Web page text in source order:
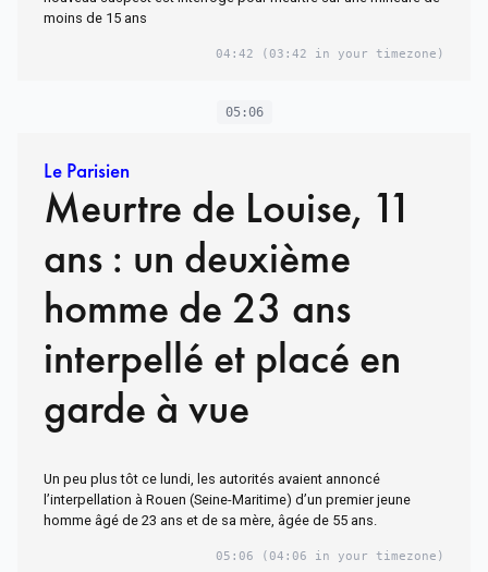
moins de 15 ans
04:42 (03:42 in your timezone)
05:06
Le Parisien
Meurtre de Louise, 11
ans : un deuxième
homme de 23 ans
interpellé et placé en
garde à vue
Un peu plus tôt ce lundi, les autorités avaient annoncé
l’interpellation à Rouen (Seine-Maritime) d’un premier jeune
homme âgé de 23 ans et de sa mère, âgée de 55 ans.
05:06 (04:06 in your timezone)